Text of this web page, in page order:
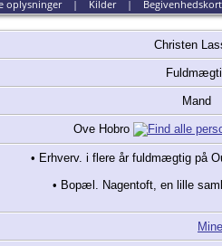
oplysninger| Kilder| Begivenhedskort
Christen
Mand
Ove Hobro
• Erhverv. i flere år fuldmægtig på
• Bopæl. Nagentoft, en lille